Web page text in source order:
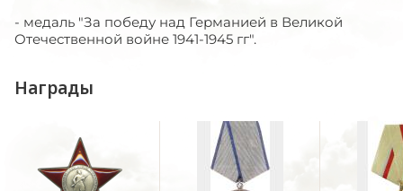
- медаль "За победу над Германией в Великой
Отечественной войне 1941-1945 гг".
Награды